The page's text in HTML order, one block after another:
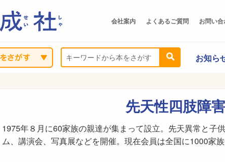
会社案内 よくあるご質問 お問い
お知ら
先天性四肢障
1975年８月に60家族の親達が集まって設立。先天異常と子
ム、講演会、写真展などを開催。現在会員は全国に1000家族